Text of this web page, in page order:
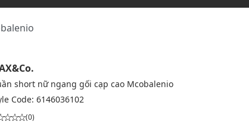
short nữ ngang gối cạp cao Mcobalenio
Code: 6146036102
(0)